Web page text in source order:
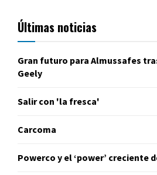
Últimas noticias
Gran futuro para Almussafes
Geely
Salir con 'la fresca'
Carcoma
Powerco y el ‘power’ creciente